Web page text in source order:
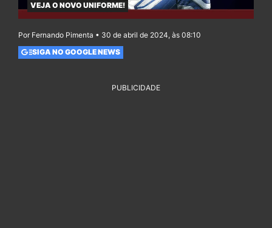
VEJA O NOVO UNIFORME!
Por Fernando Pimenta • 30 de abril de 2024, às 08:10
SIGA NO GOOGLE NEWS
PUBLICIDADE